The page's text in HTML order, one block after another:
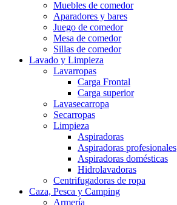
Muebles de comedor
Aparadores y bares
Juego de comedor
Mesa de comedor
Sillas de comedor
Lavado y Limpieza
Lavarropas
Carga Frontal
Carga superior
Lavasecarropa
Secarropas
Limpieza
Aspiradoras
Aspiradoras profesionales
Aspiradoras domésticas
Hidrolavadoras
Centrifugadoras de ropa
Caza, Pesca y Camping
Armería